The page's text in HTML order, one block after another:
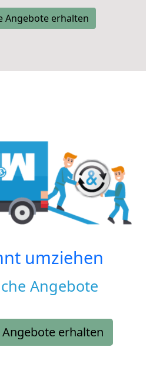
Angebote erhalten
umziehen
Angebote
erhalten